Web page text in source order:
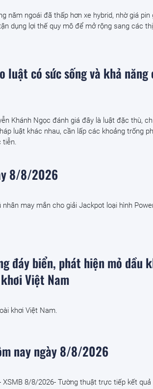
năm ngoái đã thấp hơn xe hybrid, nhờ giá pin
dụng lợi thế quy mô để mở rộng sang các
luật có sức sống và khả năng
Khánh Ngọc đánh giá đây là luật đặc thù,
luật khác nhau, cần lấp các khoảng trống
tiễn.
8/8/2026
may mắn cho giải Jackpot loại hình
đáy biển, phát hiện mỏ dầu
Việt Nam
khơi Việt Nam.
nay ngày 8/8/2026
XSMB 8/8/2026- Tường thuật trực tiếp kết quả